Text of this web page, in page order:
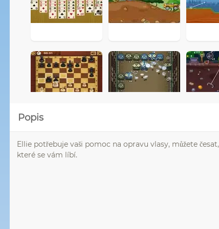
Popis
Ellie potřebuje vaši pomoc na opravu vlasy, můžete
které se vám líbí.